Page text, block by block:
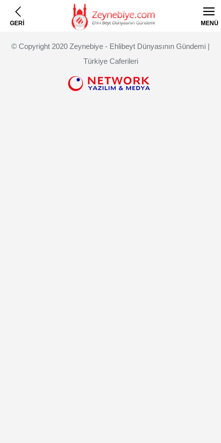
GERİ MENÜ
© Copyright 2020 Zeynebiye - Ehlibeyt Dünyasının Gündemi |
Türkiye Caferileri